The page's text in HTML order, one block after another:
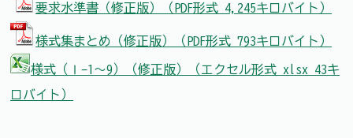
要求水準書（修正版）（PDF形式 4,245キロバイト）
様式集まとめ（修正版）（PDF形式 793キロバイト）
様式（Ⅰ-1～9）（修正版）（エクセル形式 xlsx 43キ
ロバイト）